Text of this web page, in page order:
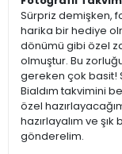
Sürpriz demişken,
harika bir hediye
dönümü gibi özel
olmuştur. Bu
gereken çok basit!
Bialdım takvimini
özel
hazırlayalım ve
gönderelim.